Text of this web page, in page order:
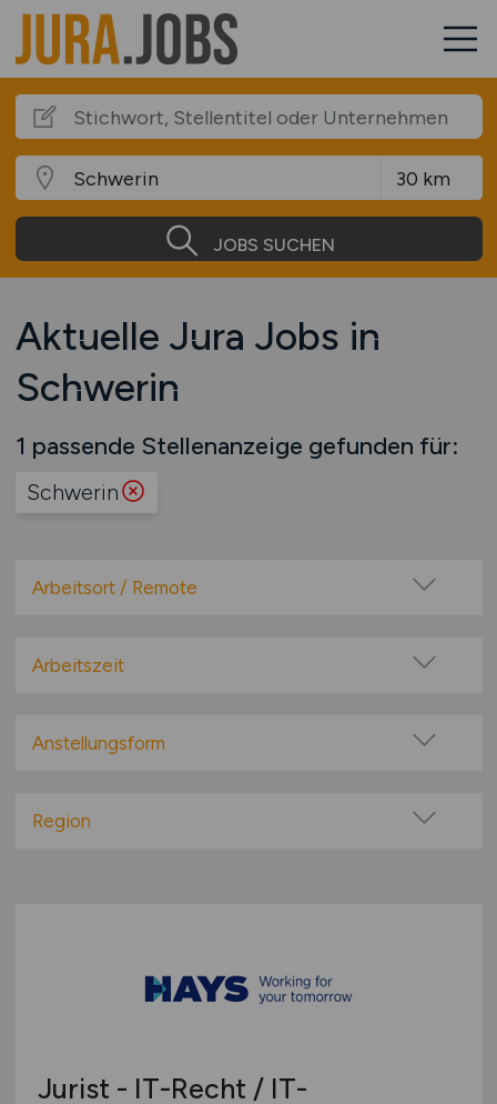
JOBS SUCHEN
Aktuelle Jura Jobs in
Schwerin
1 passende Stellenanzeige gefunden für:
Schwerin
Arbeitsort / Remote
Home-Office möglich / Hybrid
Remote aus dem Ausland möglich
Arbeitszeit
Teilzeit
Anstellungsform
befristete Anstellung
geringfügige Beschäftigung / Minijob
Studentenjobs / Werkstudenten
Region
Mecklenburg-Vorpommern
Jurist - IT-Recht / IT-